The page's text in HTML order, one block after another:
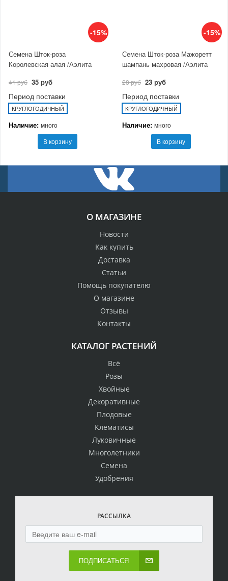
-15%
Семена Шток-роза
Королевская алая /Аэлита
41 руб 35 руб
Период поставки
КРУГЛОГОДИЧНЫЙ
Наличие: много
В корзину
-15%
Семена Шток-роза Мажоретт
шампань махровая /Аэлита
28 руб 23 руб
Период поставки
КРУГЛОГОДИЧНЫЙ
Наличие: много
В корзину
О МАГАЗИНЕ
Новости
Как купить
Доставка
Статьи
Помощь покупателю
О магазине
Отзывы
Контакты
КАТАЛОГ РАСТЕНИЙ
Всё
Розы
Хвойные
Декоративные
Плодовые
Клематисы
Луковичные
Многолетники
Семена
Удобрения
РАССЫЛКА
ПОДПИСАТЬСЯ